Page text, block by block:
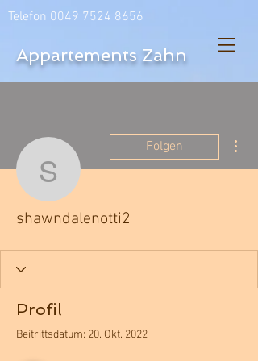
Appartements Zahn
Telefon 0049 7524 8656
shawndalenotti2
Folgen
shawndalenotti2
Profil
Beitrittsdatum: 20. Okt. 2022